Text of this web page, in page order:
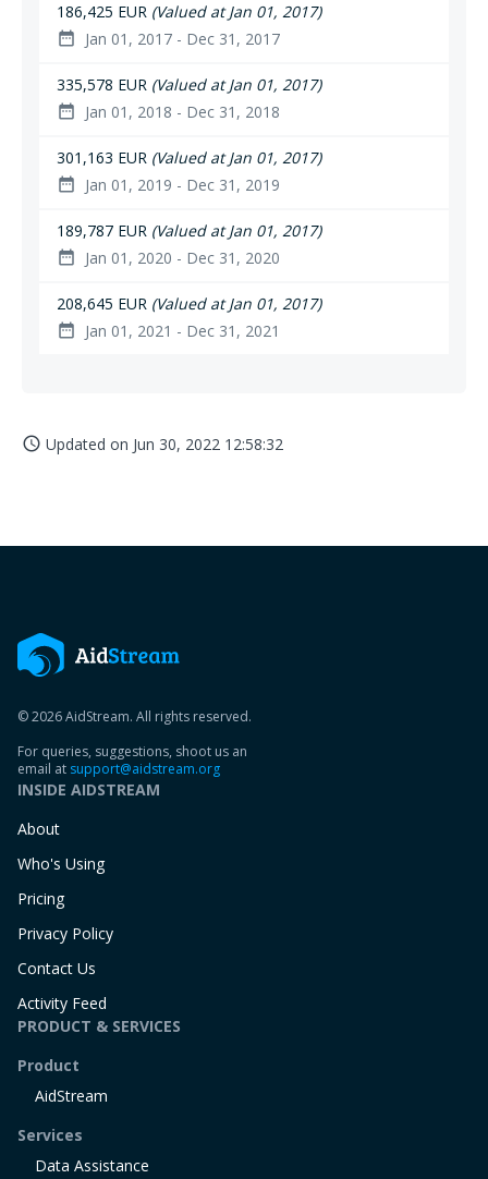
186,425 EUR (Valued at Jan 01, 2017)
date_range Jan 01, 2017 - Dec 31, 2017
335,578 EUR (Valued at Jan 01, 2017)
date_range Jan 01, 2018 - Dec 31, 2018
301,163 EUR (Valued at Jan 01, 2017)
date_range Jan 01, 2019 - Dec 31, 2019
189,787 EUR (Valued at Jan 01, 2017)
date_range Jan 01, 2020 - Dec 31, 2020
208,645 EUR (Valued at Jan 01, 2017)
date_range Jan 01, 2021 - Dec 31, 2021
access_time Updated on Jun 30, 2022 12:58:32
© 2026 AidStream. All rights reserved.
For queries, suggestions, shoot us an
email at support@aidstream.org
INSIDE AIDSTREAM
About
Who's Using
Pricing
Privacy Policy
Contact Us
Activity Feed
PRODUCT & SERVICES
Product
AidStream
Services
Data Assistance